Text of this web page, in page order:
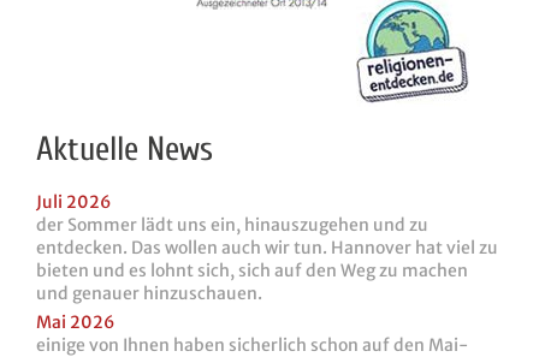
Aktuelle News
Juli 2026
der Sommer lädt uns ein, hinauszugehen und zu
entdecken. Das wollen auch wir tun. Hannover hat viel zu
bieten und es lohnt sich, sich auf den Weg zu machen
und genauer hinzuschauen.
Mai 2026
einige von Ihnen haben sicherlich schon auf den Mai-